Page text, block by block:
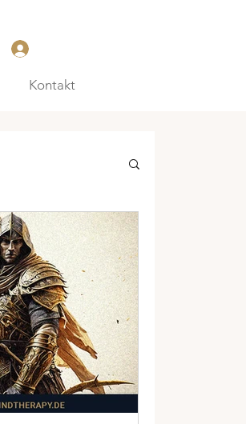
Kontakt